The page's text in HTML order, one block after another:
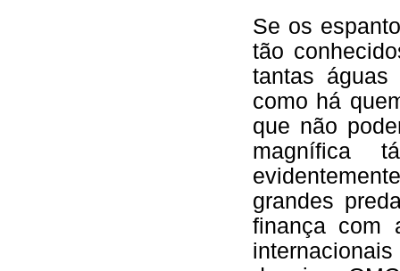
Se os
tão
tantas
como há
que não
magnífica
grandes
finança com